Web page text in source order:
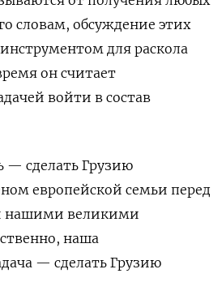
словам, обсуждение этих
для раскола
он считает
войти в состав
— сделать Грузию
европейской семьи перед
нашими великими
наша
— сделать Грузию